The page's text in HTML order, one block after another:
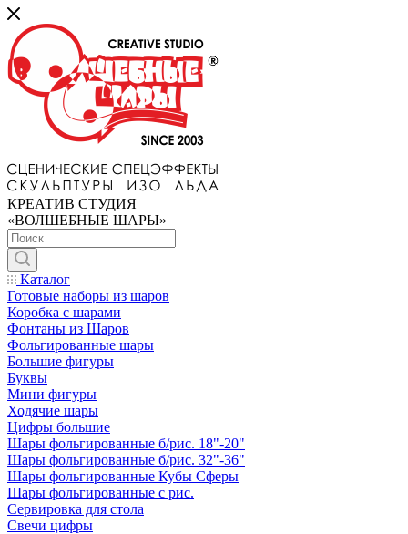
КРЕАТИВ СТУДИЯ
«ВОЛШЕБНЫЕ ШАРЫ»
Каталог
Готовые наборы из шаров
Коробка с шарами
Фонтаны из Шаров
Фольгированные шары
Большие фигуры
Буквы
Мини фигуры
Ходячие шары
Цифры большие
Шары фольгированные б/рис. 18"-20"
Шары фольгированные б/рис. 32"-36"
Шары фольгированные Кубы Сферы
Шары фольгированные с рис.
Сервировка для стола
Свечи цифры